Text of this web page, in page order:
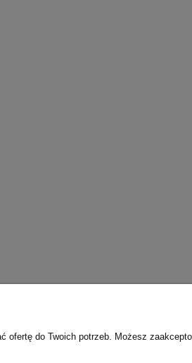
ofertę do Twoich potrzeb. Możesz